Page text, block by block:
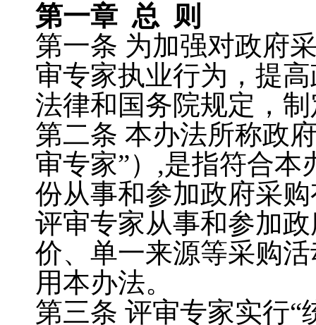
第一章 总 则
第一条 为加强对政府
审专家执业行为，提
法律和国务院规定，
第二条 本办法所称政
审专家”） ,是指符合本
份从事和参加政府采
评审专家从事和参加
价、单一来源等采购
用本办法。
第三条 评审专家实行“